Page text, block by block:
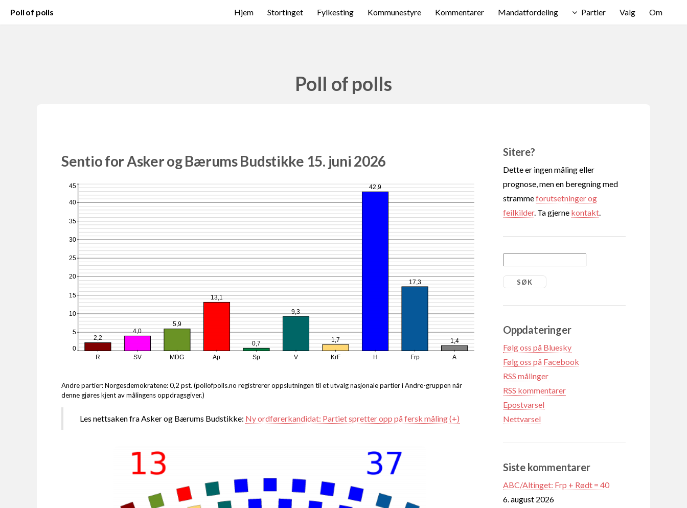
Poll of polls Hjem Stortinget Fylkesting Kommunestyre Kommentarer Mandatfordeling Partier Valg Om
Poll of polls
Sentio for Asker og Bærums Budstikke 15. juni 2026
2,2
4,0
5,9
13,1
0,7
9,3
1,7
42,9
17,3
1,4
R SV MDG Ap Sp V KrF H Frp A
0
5
10
15
20
25
30
35
40
45
Andre partier: Norgesdemokratene: 0,2 pst. (pollofpolls.no registrerer oppslutningen til et utvalg nasjonale partier i Andre-gruppen når
denne gjøres kjent av målingens oppdragsgiver.)
Les nettsaken fra Asker og Bærums Budstikke: Ny ordførerkandidat: Partiet spretter opp på fersk måling (+)
Sitere?
Dette er ingen måling eller
prognose, men en beregning med
strammeforutsetninger og
feilkilder. Ta gjerne kontakt
Oppdateringer
Følg oss på Bluesky
Følg oss på Facebook
RSS målinger
RSS kommentarer
Epostvarsel
Nettvarsel
Siste kommentarer
ABC/Altinget: Frp + Rødt = 40
6. august 2026